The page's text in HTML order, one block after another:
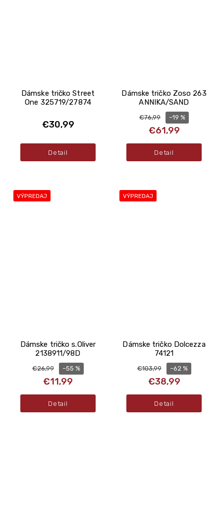
Dámske tričko Street
One 325719/27874
€30,99
Detail
Dámske tričko Zoso 263
ANNIKA/SAND
€76,99
€61,99
–19 %
Detail
VÝPREDAJ
Dámske tričko s.Oliver
2138911/98D
€26,99
€11,99
–55 %
Detail
VÝPREDAJ
Dámske tričko Dolcezza
74121
€103,99
€38,99
–62 %
Detail